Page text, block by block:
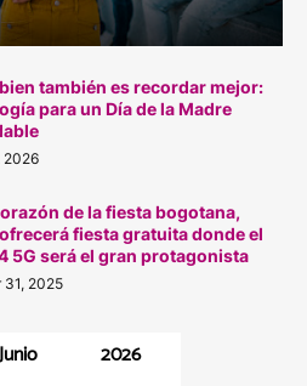
también es recordar mejor:
para un Día de la Madre
2026
de la fiesta bogotana,
ofrecerá fiesta gratuita donde el
5G será el gran protagonista
31, 2025
Junio 2026